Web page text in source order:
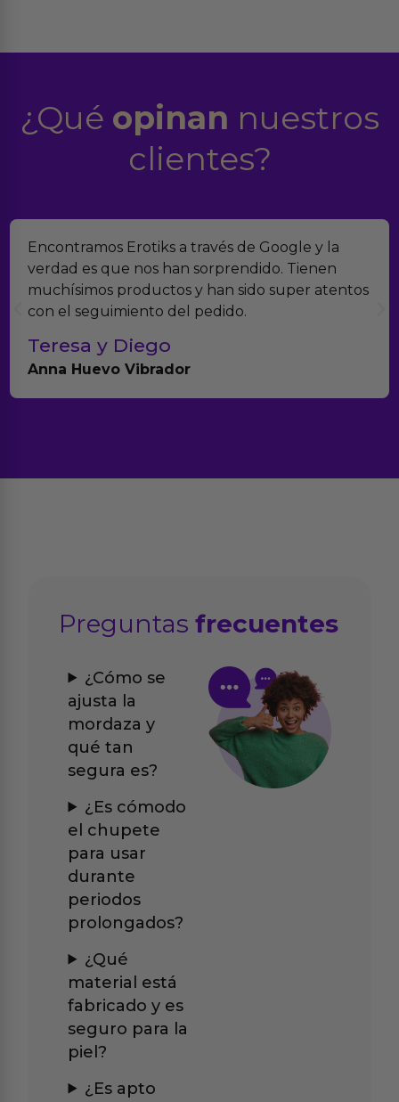
¿Qué opinan nuestros
clientes?
Encontramos Erotiks a través de Google y la
verdad es que nos han sorprendido. Tienen
muchísimos productos y han sido super atentos
con el seguimiento del pedido.
Teresa y Diego
Anna Huevo Vibrador
Preguntasfrecuentes
¿Cómo se
ajusta la
mordaza y
qué tan
segura es?
¿Es cómodo
el chupete
para usar
durante
periodos
prolongados?
¿Qué
material está
fabricado y es
seguro para la
piel?
¿Es apto